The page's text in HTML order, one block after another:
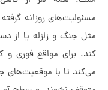
روزانه گرفته مثل
جنگ و زلزله یا از دست
برای مواقع فوری و
تا با موقعیت‌های جدی